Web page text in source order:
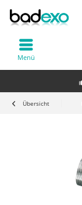
Menü
Übersicht